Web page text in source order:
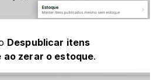
Despublicar itens
zerar o estoque.